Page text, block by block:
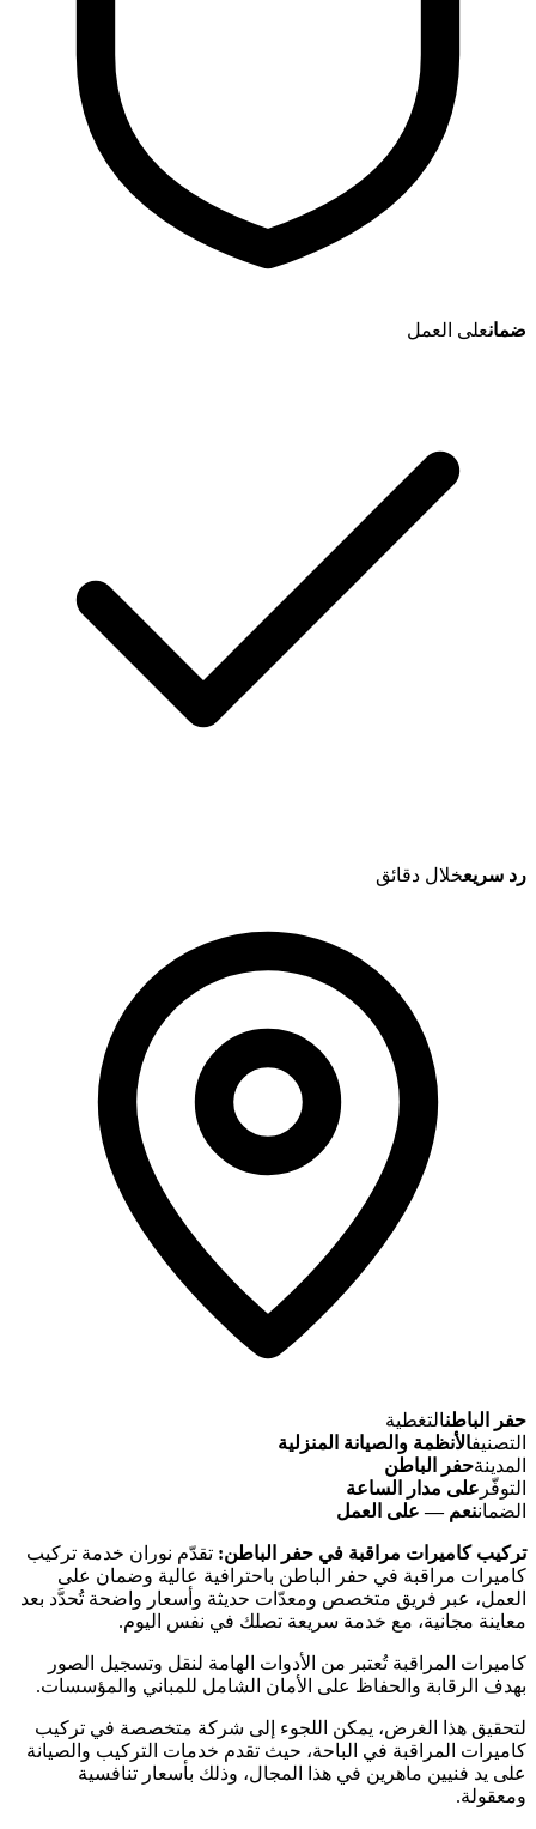
ضمانعلى العمل
رد سريعخلال دقائق
حفر الباطنالتغطية
التصنيفالأنظمة والصيانة المنزلية
المدينةحفر الباطن
التوفّر على مدار الساعة
الضماننعم — على العمل
تركيب كاميرات مراقبة في حفر الباطن: تقدّم نوران خدمة تركيب
كاميرات مراقبة في حفر الباطن باحترافية عالية وضمان على
العمل، عبر فريق متخصص ومعدّات حديثة وأسعار واضحة تُحدَّد بعد
معاينة مجانية، مع خدمة سريعة تصلك في نفس اليوم.
كاميرات المراقبة تُعتبر من الأدوات الهامة لنقل وتسجيل الصور
بهدف الرقابة والحفاظ على الأمان الشامل للمباني والمؤسسات.
لتحقيق هذا الغرض، يمكن اللجوء إلى شركة متخصصة في تركيب
كاميرات المراقبة في الباحة، حيث تقدم خدمات التركيب والصيانة
على يد فنيين ماهرين في هذا المجال، وذلك بأسعار تنافسية
ومعقولة.